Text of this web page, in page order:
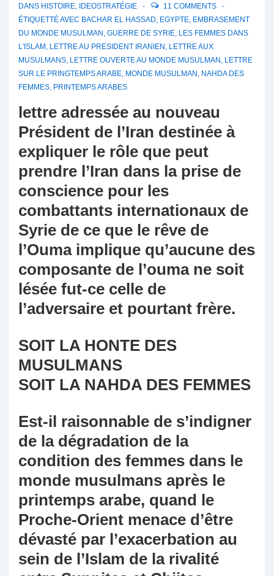
DANS HISTOIRE, IDEOSTRATÉGIE
11 COMMENTS
ÉTIQUETTÉ AVEC BACHAR EL HASSAD, EGYPTE, EMBRASEMENT
DU MONDE MUSULMAN , GUERRE DE SYRIE, LES FEMMES DANS
L'ISLAM , LETTRE AU PRESIDENT IRANIEN , LETTRE AUX
MUSULMANS, LETTRE OUVERTE AU MONDE MUSULMAN , LETTRE
SUR LE PRINGTEMPS ARABE, MONDE MUSULMAN , NAHDA DES
FEMMES, PRINTEMPS ARABES
lettre adressée au nouveau
Président de l’Iran destinée à
expliquer le rôle que peut
prendre l’Iran dans la prise de
conscience pour les
combattants internationaux de
Syrie de ce que le rêve de
l’Ouma implique qu’aucune des
composante de l’ouma ne soit
lésée fut-ce celle de
l’adversaire et pourtant frère.
SOIT LA HONTE DES
MUSULMANS
SOIT LA NAHDA DES FEMMES
Est-il raisonnable de s’indigner
de la dégradation de la
condition des femmes dans le
monde musulmans après le
printemps arabe, quand le
Proche-Orient menace d’être
dévasté par l’exacerbation au
sein de l’Islam de la rivalité